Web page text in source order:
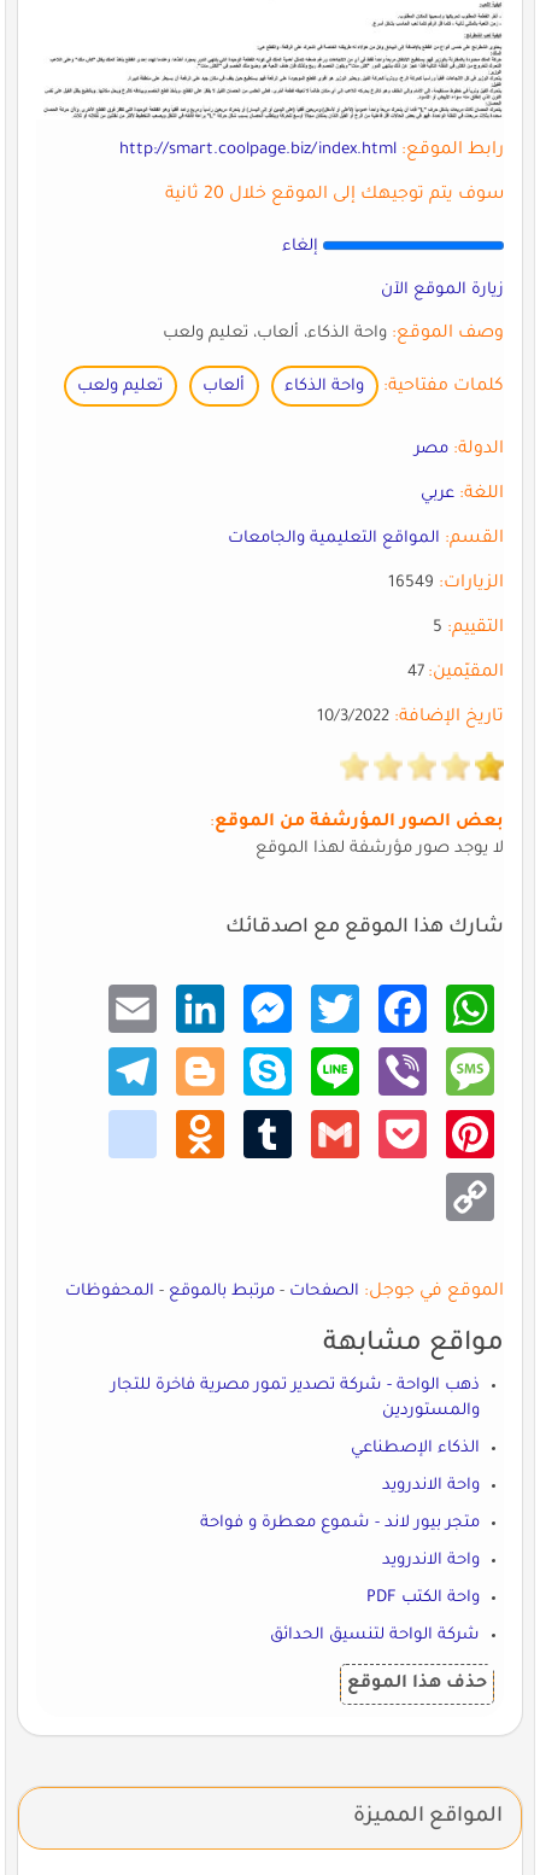
رابط الموقع: http://smart.coolpage.biz/index.html
سوف يتم توجيهك إلى الموقع خلال 20 ثانية
إلغاء
زيارة الموقع الآن
وصف الموقع:واحة الذكاء، ألعاب، تعليم ولعب
كلمات مفتاحية: واحة الذكاء ألعاب تعليم ولعب
الدولة: مصر
اللغة: عربي
القسم: المواقع التعليمية والجامعات
الزيارات:16549
التقييم:5
المقيّمين:47
تاريخ الإضافة:10/3/2022
بعض الصور المؤرشفة من الموقع:
لا يوجد صور مؤرشفة لهذا الموقع
شارك هذا الموقع مع اصدقائك
What
sApp
Faceb
ook
Twitt
er
Mess
enger
Linke
dIn
Email
Mess
age
Viber
Line
Skype
Blogg
er
Teleg
ram
Pinte
rest
Pocke
Gmail
Tumb
Odno
klass
niki
Copy
Link
الموقع في جوجل: الصفحات-مرتبط بالموقع-المحفوظات
مواقع مشابهة
ذهب الواحة - شركة تصدير تمور مصرية فاخرة للتجار
والمستوردين
الذكاء الإصطناعي
واحة الاندرويد
متجر بيور لاند - شموع معطرة و فواحة
واحة الاندرويد
واحة الكتب PDF
شركة الواحة لتنسيق الحدائق
حذف هذا الموقع
المواقع المميزة